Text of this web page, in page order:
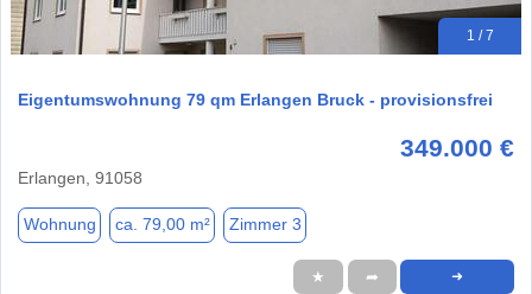
1 / 7
Eigentumswohnung 79 qm Erlangen Bruck - provisionsfrei
349.000 €
Erlangen, 91058
Wohnung ca. 79,00 m² Zimmer 3
★ ➦ ➜